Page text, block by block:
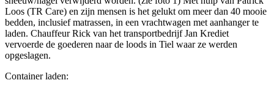
Loos (TR Care) en zijn mensen is het gelukt om meer dan 40 mooie
bedden, inclusief matrassen, in een vrachtwagen met aanhanger te
laden. Chauffeur Rick van het transportbedrijf Jan Krediet
vervoerde de goederen naar de loods in Tiel waar ze werden
opgeslagen.
Container laden: